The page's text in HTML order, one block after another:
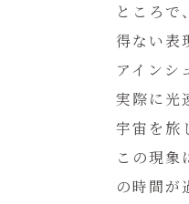
ところで
得ない表
アインシ
実際に光
宇宙を旅
この現象
の時間が